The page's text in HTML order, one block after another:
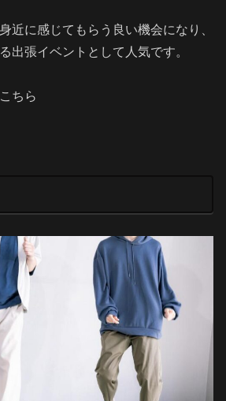
近に感じてもらう良い機会になり、
出張イベントとして人気です。
ちら